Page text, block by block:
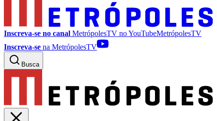
Inscreva-se no canal MetrópolesTV noYouTubeMetrópolesTV
Inscreva-se na MetrópolesTV
Busca